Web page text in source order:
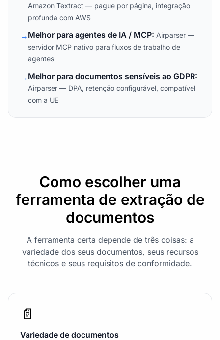
Amazon Textract — pague por página, integração
profunda com AWS
→ Melhor para agentes de IA / MCP: Airparser —
servidor MCP nativo para fluxos de trabalho de
agentes
→ Melhor para documentos sensíveis ao GDPR:
Airparser — DPA, retenção configurável, compatível
com a UE
Como escolher uma
ferramenta de extração de
documentos
A ferramenta certa depende de três coisas: a
variedade dos seus documentos, seus recursos
técnicos e seus requisitos de conformidade.
📄
Variedade de documentos